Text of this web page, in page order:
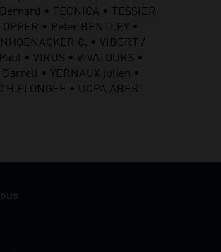
• TECNICA • TESSIER
• Peter BENTLEY •
C. • VIBERT /
• VIRUS • VIVATOURS •
Darrell • YERNAUX julien •
PLONGEE • UCPA ABER